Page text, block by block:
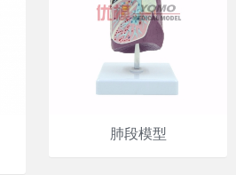
肺段模型